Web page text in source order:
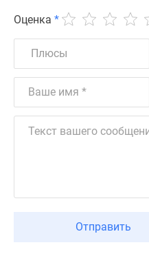
Оценка *
Отправить